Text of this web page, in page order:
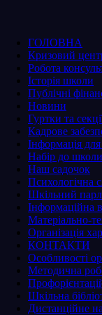
ГОЛОВНА
Кризовий
Робота
Історія школи
Публічні
Новини
Гуртки та
Кадрове
Інформація
Набір до школи
Наш садочок
Психологічна
Шкільний
Інформаційна
Матеріально-
Організація
КОНТАКТИ
Особливості
Методична
Шкільна
Дистанційне